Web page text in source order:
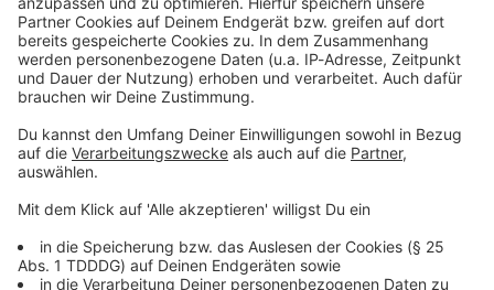
Kontaktformular
Sprachnachricht
© dpa-infocom, dpa:260517-930-89695/1
Welt